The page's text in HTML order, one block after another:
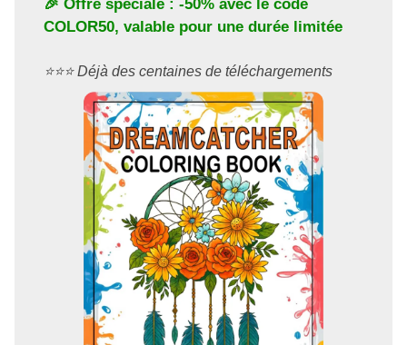
🎉 Offre spéciale : -50% avec le code
COLOR50, valable pour une durée limitée
⭐️⭐️⭐️ Déjà des centaines de téléchargements